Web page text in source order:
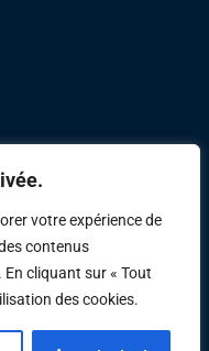
votre expérience de
contenus
cliquant sur « Tout
des cookies.
Hydro -Mentions légales